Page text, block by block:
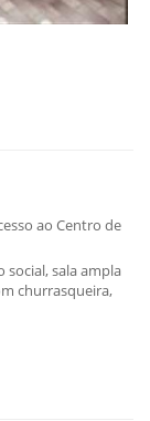
ao Centro de
social, sala ampla
churrasqueira,